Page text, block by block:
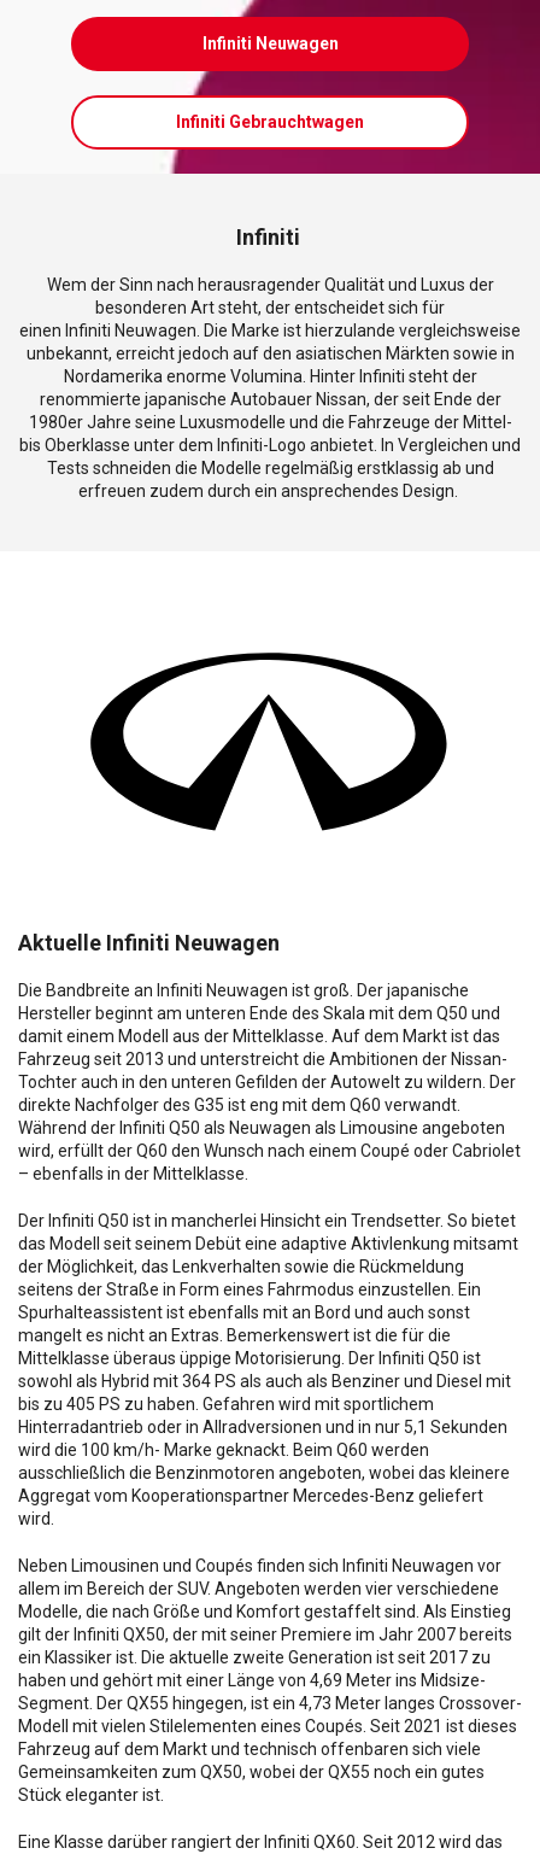
Infiniti Neuwagen
Infiniti Gebrauchtwagen
Infiniti
Wem der Sinn nach herausragender Qualität und Luxus der
besonderen Art steht, der entscheidet sich für
einen Infiniti Neuwagen. Die Marke ist hierzulande vergleichsweise
unbekannt, erreicht jedoch auf den asiatischen Märkten sowie in
Nordamerika enorme Volumina. Hinter Infiniti steht der
renommierte japanische Autobauer Nissan, der seit Ende der
1980er Jahre seine Luxusmodelle und die Fahrzeuge der Mittel-
bis Oberklasse unter dem Infiniti-Logo anbietet. In Vergleichen und
Tests schneiden die Modelle regelmäßig erstklassig ab und
erfreuen zudem durch ein ansprechendes Design.
Aktuelle Infiniti Neuwagen
Die Bandbreite an Infiniti Neuwagen ist groß. Der japanische
Hersteller beginnt am unteren Ende des Skala mit dem Q50 und
damit einem Modell aus der Mittelklasse. Auf dem Markt ist das
Fahrzeug seit 2013 und unterstreicht die Ambitionen der Nissan-
Tochter auch in den unteren Gefilden der Autowelt zu wildern. Der
direkte Nachfolger des G35 ist eng mit dem Q60 verwandt.
Während der Infiniti Q50 als Neuwagen als Limousine angeboten
wird, erfüllt der Q60 den Wunsch nach einem Coupé oder Cabriolet
– ebenfalls in der Mittelklasse.
Der Infiniti Q50 ist in mancherlei Hinsicht ein Trendsetter. So bietet
das Modell seit seinem Debüt eine adaptive Aktivlenkung mitsamt
der Möglichkeit, das Lenkverhalten sowie die Rückmeldung
seitens der Straße in Form eines Fahrmodus einzustellen. Ein
Spurhalteassistent ist ebenfalls mit an Bord und auch sonst
mangelt es nicht an Extras. Bemerkenswert ist die für die
Mittelklasse überaus üppige Motorisierung. Der Infiniti Q50 ist
sowohl als Hybrid mit 364 PS als auch als Benziner und Diesel mit
bis zu 405 PS zu haben. Gefahren wird mit sportlichem
Hinterradantrieb oder in Allradversionen und in nur 5,1 Sekunden
wird die 100 km/h- Marke geknackt. Beim Q60 werden
ausschließlich die Benzinmotoren angeboten, wobei das kleinere
Aggregat vom Kooperationspartner Mercedes-Benz geliefert
wird.
Neben Limousinen und Coupés finden sich Infiniti Neuwagen vor
allem im Bereich der SUV. Angeboten werden vier verschiedene
Modelle, die nach Größe und Komfort gestaffelt sind. Als Einstieg
gilt der Infiniti QX50, der mit seiner Premiere im Jahr 2007 bereits
ein Klassiker ist. Die aktuelle zweite Generation ist seit 2017 zu
haben und gehört mit einer Länge von 4,69 Meter ins Midsize-
Segment. Der QX55 hingegen, ist ein 4,73 Meter langes Crossover-
Modell mit vielen Stilelementen eines Coupés. Seit 2021 ist dieses
Fahrzeug auf dem Markt und technisch offenbaren sich viele
Gemeinsamkeiten zum QX50, wobei der QX55 noch ein gutes
Stück eleganter ist.
Eine Klasse darüber rangiert der Infiniti QX60. Seit 2012 wird das